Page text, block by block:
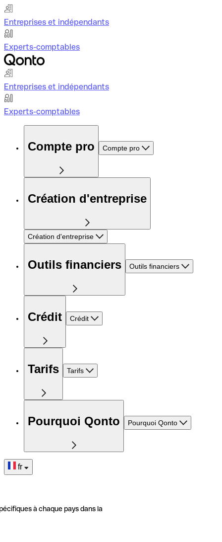
Entreprises et indépendants
Experts-comptables
Entreprises et indépendants
Experts-comptables
Compte pro Compte pro
Création d'entreprise
Création d'entreprise
Outils financiers Outils financiers
Crédit Crédit
Tarifs Tarifs
Pourquoi Qonto Pourquoi Qonto
fr
à chaque pays dans la